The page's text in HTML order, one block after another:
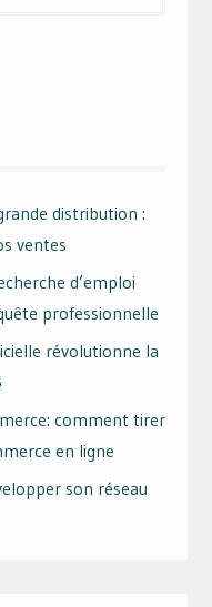
distribution :
ventes
d’emploi
professionnelle
révolutionne la
comment tirer
en ligne
son réseau